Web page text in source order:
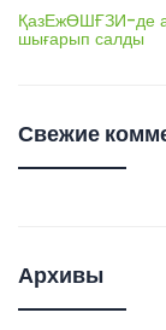
ҚазЕжӨШҒЗИ-де
шығарып салды
Свежие
Архивы